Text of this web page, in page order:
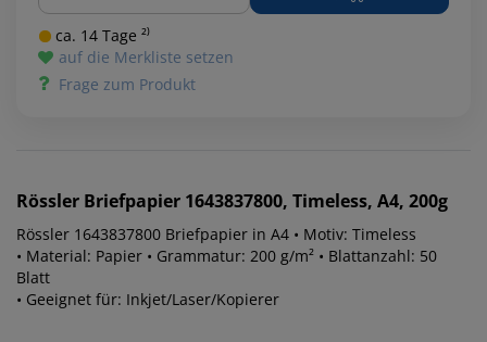
ca. 14 Tage ²⁾
auf die Merkliste setzen
Frage zum Produkt
Rössler Briefpapier 1643837800, Timeless, A4, 200g
Rössler 1643837800 Briefpapier in A4 • Motiv: Timeless
• Material: Papier • Grammatur: 200 g/m² • Blattanzahl: 50
Blatt
• Geeignet für: Inkjet/Laser/Kopierer